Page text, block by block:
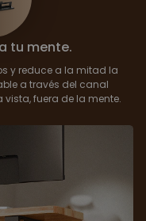
tu mente.
y reduce a la mitad la
a través del canal
fuera de la mente.